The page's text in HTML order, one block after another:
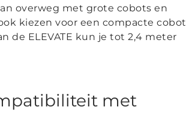
overweg met grote cobots en
kiezen voor een compacte cobot
de ELEVATE kun je tot 2,4 meter
met